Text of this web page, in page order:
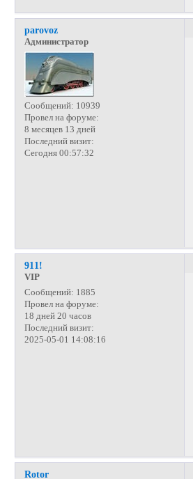
parovoz
Администратор
Сообщений: 10939
Провел на форуме:
8 месяцев 13 дней
Последний визит:
Сегодня 00:57:32
911!
VIP
Сообщений: 1885
Провел на форуме:
18 дней 20 часов
Последний визит:
2025-05-01 14:08:16
Rotor